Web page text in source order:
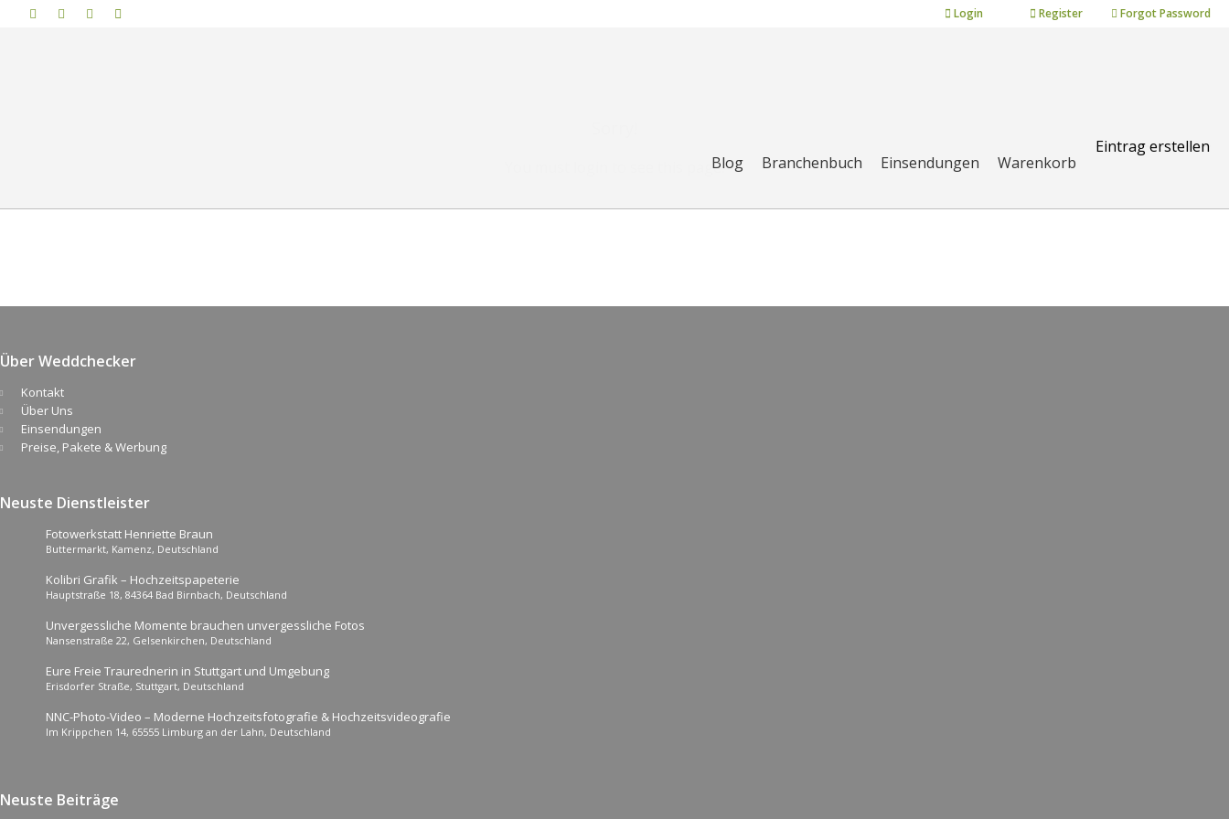
Login Register Forgot Password
Blog Branchenbuch Einsendungen Warenkorb
Eintrag erstellen
You must login to see this page.
Über Weddchecker
Kontakt
Über Uns
Einsendungen
Preise, Pakete & Werbung
Neuste Dienstleister
Fotowerkstatt Henriette Braun
Buttermarkt, Kamenz, Deutschland
Kolibri Grafik – Hochzeitspapeterie
Hauptstraße 18, 84364 Bad Birnbach, Deutschland
Unvergessliche Momente brauchen unvergessliche Fotos
Nansenstraße 22, Gelsenkirchen, Deutschland
Eure Freie Traurednerin in Stuttgart und Umgebung
Erisdorfer Straße, Stuttgart, Deutschland
NNC-Photo-Video – Moderne Hochzeitsfotografie & Hochzeitsvideografie
Im Krippchen 14, 65555 Limburg an der Lahn, Deutschland
Neuste Beiträge